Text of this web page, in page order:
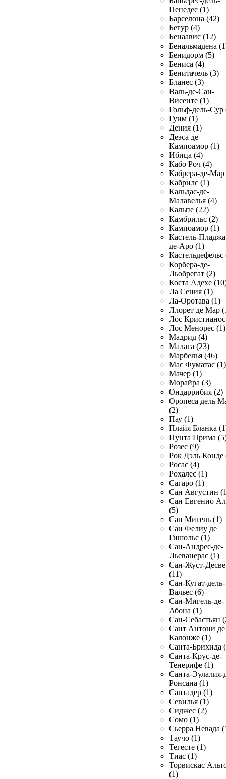
Пенедес (1)
Барселона (42)
Бегур (4)
Бенаавис (12)
Бенальмадена
Бенидорм (5)
Бениса (4)
Бенитачель (3)
Бланес (3)
Валь-де-Сан-
Висенте (1)
Гольф-дель-Сур
Гуим (1)
Дения (1)
Деэса де
Кампоамор (1)
Ибица (4)
Кабо Роч (4)
Кабрера-де-Мар
Кабрилс (1)
Кальдас-де-
Малавелья (4)
Кальпе (22)
Камбрильс (2)
Кампоамор (1)
Кастель-
де-Аро (1)
Кастельдефельс
Корбера-де-
Льобрегат (2)
Коста Адехе
Ла Сения (1)
Ла-Оротава (1)
Ллорет де Мар
Лос
Лос Менорес (1)
Мадрид (4)
Малага (23)
Марбелья (46)
Мас Фуматас (1)
Мачер (1)
Морайра (3)
Ондаррибия (2)
Оропеса дель
(2)
Пау (1)
Плайя Бланка
Пунта Прима
Розес (9)
Рок Дэль Конде
Росас (4)
Рохалес (1)
Сагаро (1)
Сан Августин
Сан Евгенио
(5)
Сан Мигель (1)
Сан Фелиу де
Гишольс (1)
Сан-Андрес-де-
Льеванерас (1)
Сан-Жуст-
(11)
Сан-Кугат-дель-
Вальес (6)
Сан-Мигель-де-
Абона (1)
Сан-Себастьян
Сант Антони де
Калонже (1)
Санта-Брихида
Санта-Крус-де-
Тенерифе (1)
Санта-Эулалия-
Ронсана (1)
Сантадер (1)
Севилья (1)
Сиджес (2)
Сомо (1)
Сьерра Невада
Таучо (1)
Тегесте (1)
Тиас (1)
Торвискас
(1)